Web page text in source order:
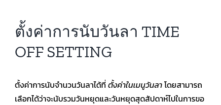
เกี่ยวกับเรา​
คุณสมบัติ​
บทความ
ตั้งค่าการนับวันลา TIME
OFF SETTING
ตั้งค่าการนับจำนวนวันลาได้ที่ ตั้งค่าในเมนูวันลาโดยสามารถ
เลือกได้ว่าจะนับรวมวันหยุดและวันหยุดสุดสัปดาห์ไปในการขอ